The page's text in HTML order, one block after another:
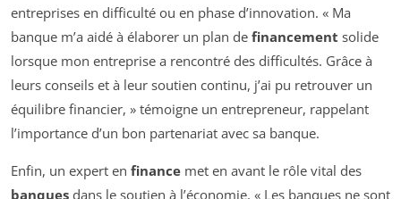
entreprises en difficulté ou en phase d’innovation. « Ma
banque m’a aidé à élaborer un plan de financement solide
lorsque mon entreprise a rencontré des difficultés. Grâce à
leurs conseils et à leur soutien continu, j’ai pu retrouver un
équilibre financier, » témoigne un entrepreneur, rappelant
l’importance d’un bon partenariat avec sa banque.
Enfin, un expert en finance met en avant le rôle vital des
banques dans le soutien à l’économie. « Les banques ne sont